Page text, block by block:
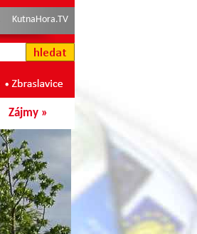
KutnaHora.TV
Zájmy »